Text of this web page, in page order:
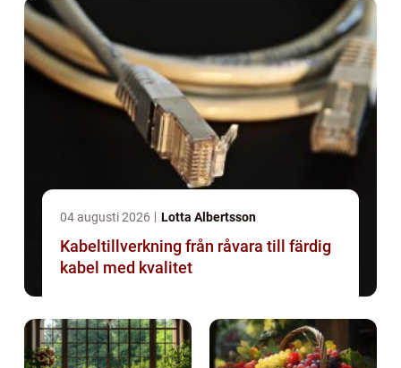
04 augusti 2026 Lotta Albertsson
Kabeltillverkning från råvara till färdig
kabel med kvalitet